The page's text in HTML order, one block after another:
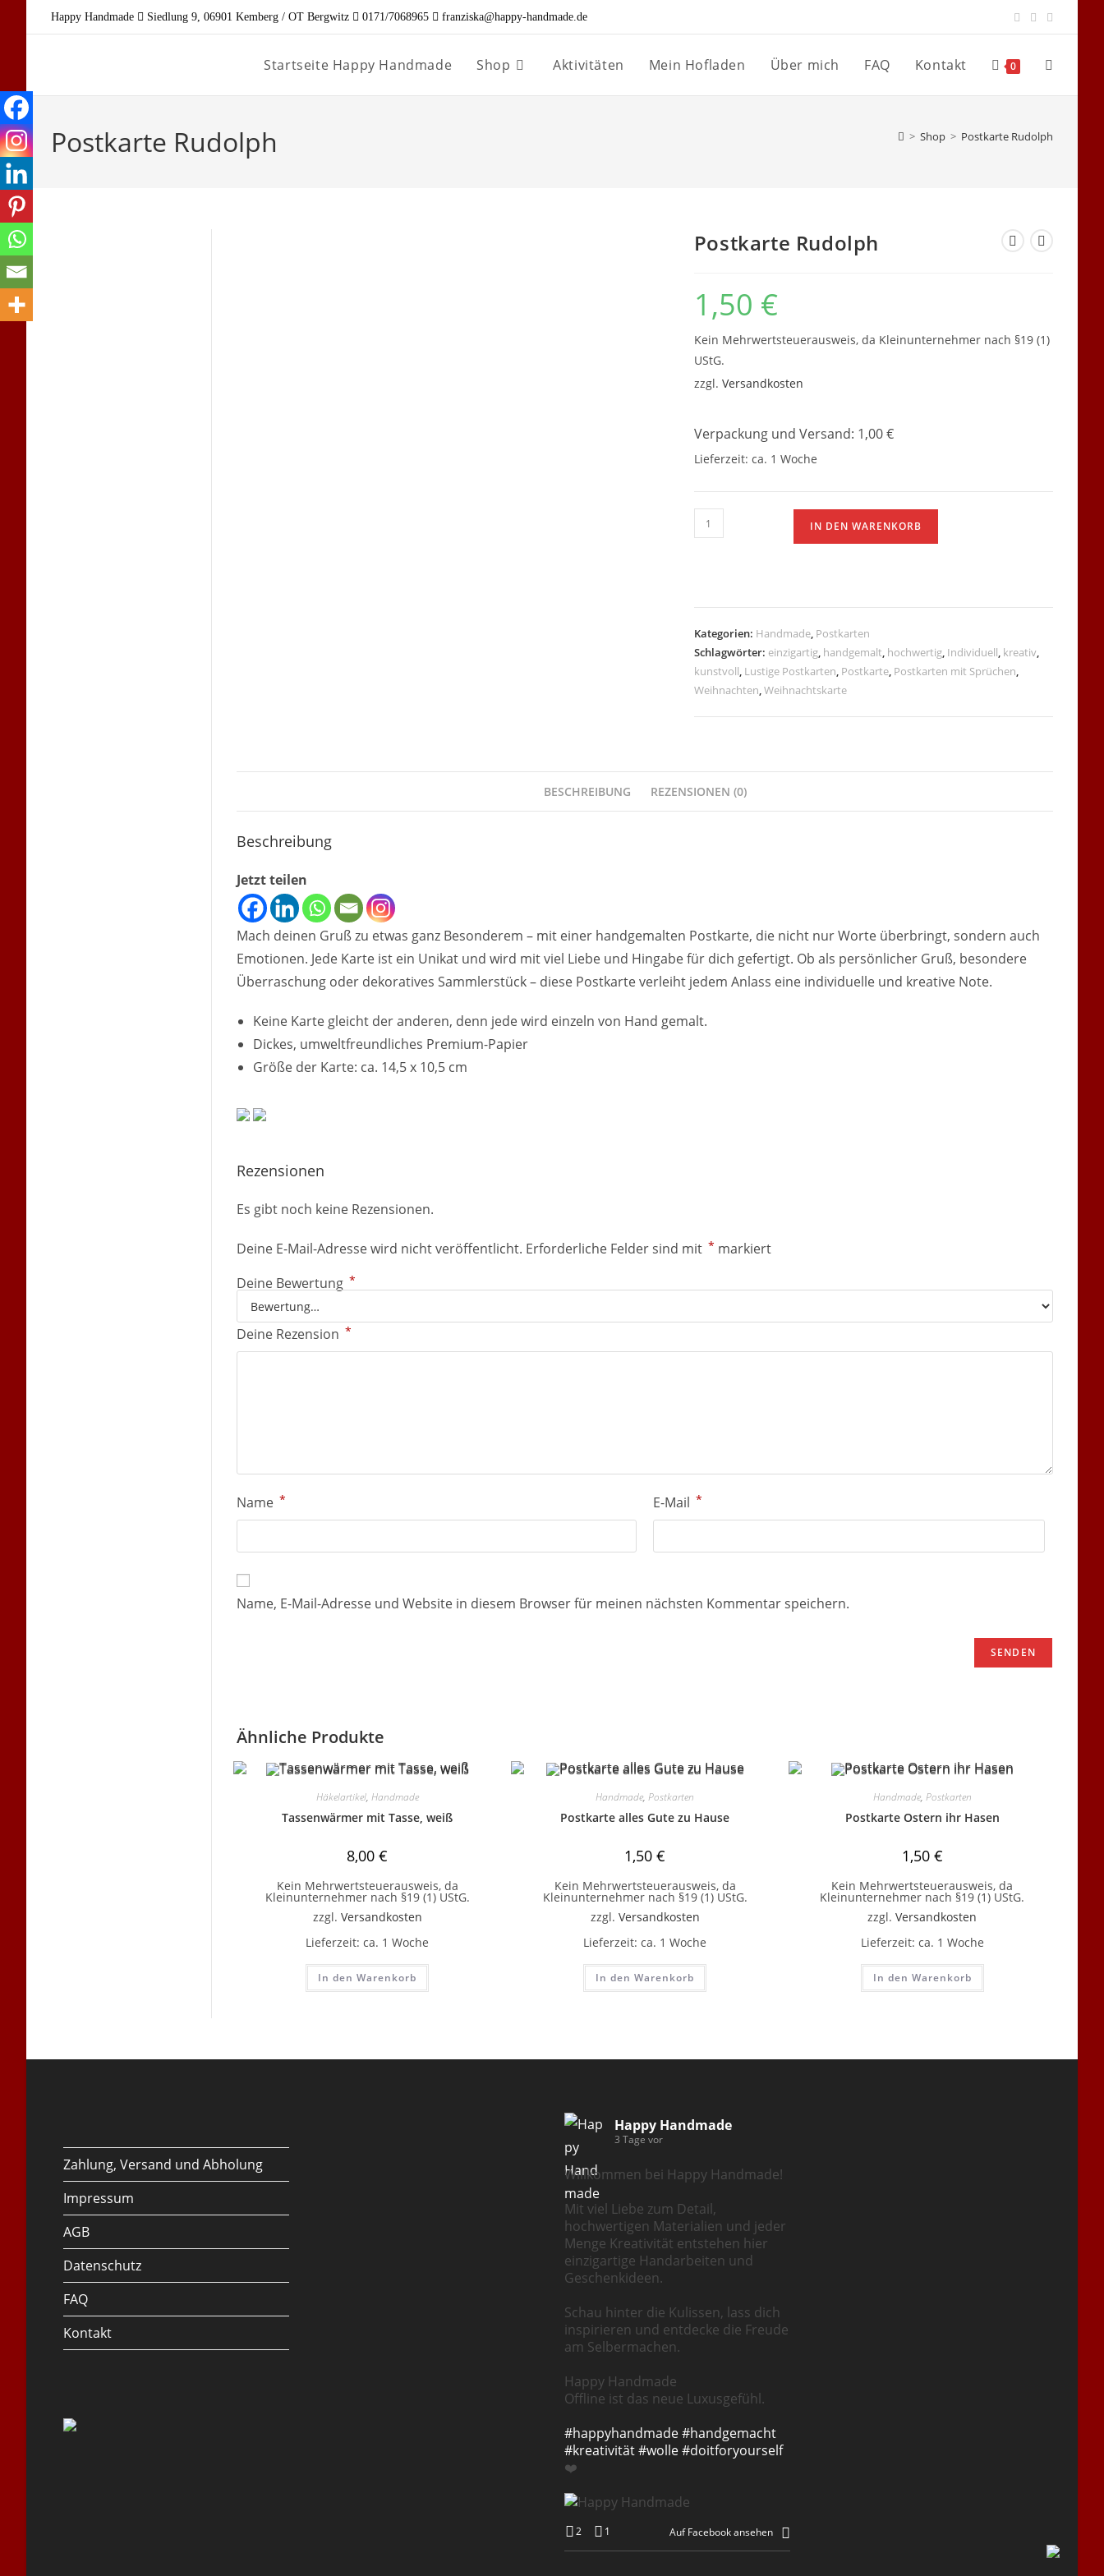
Inhalt
Happy Handmade Siedlung 9, 06901 Kemberg / OT Bergwitz 0171/7068965 franziska@happy-handmade.de
Startseite Happy Handmade Shop Aktivitäten Mein Hofladen Über mich FAQ Kontakt 0 Website-
Postkarte Rudolph > Shop > Postkarte Rudolph
Postkarte Rudolph
1,50 €
Kein Mehrwertsteuerausweis, da Kleinunternehmer nach §19 (1)
UStG.
zzgl. Versandkosten
Verpackung und Versand: 1,00 €
Lieferzeit: ca. 1 Woche
Postkarte
Rudolph
IN DEN WARENKORB
Kategorien: Handmade, Postkarten
Schlagwörter: einzigartig, handgemalt, hochwertig, Individuell, kreativ,
kunstvoll, Lustige Postkarten, Postkarte, Postkarten mit Sprüchen,
Weihnachten,Weihnachtskarte
BESCHREIBUNG REZENSIONEN (0)
Beschreibung
Jetzt teilen
Mach deinen Gruß zu etwas ganz Besonderem – mit einer handgemalten Postkarte, die nicht nur Worte überbringt, sondern auch
Emotionen. Jede Karte ist ein Unikat und wird mit viel Liebe und Hingabe für dich gefertigt. Ob als persönlicher Gruß, besondere
Überraschung oder dekoratives Sammlerstück – diese Postkarte verleiht jedem Anlass eine individuelle und kreative Note.
Keine Karte gleicht der anderen, denn jede wird einzeln von Hand gemalt.
Dickes, umweltfreundliches Premium-Papier
Größe der Karte: ca. 14,5 x 10,5 cm
Rezensionen
Es gibt noch keine Rezensionen.
Deine E-Mail-Adresse wird nicht veröffentlicht. Erforderliche Felder sind mit * markiert
Deine Bewertung *
Deine Rezension *
Name * E-Mail *
Name, E-Mail-Adresse und Website in diesem Browser für meinen nächsten Kommentar speichern.
Ähnliche Produkte
Häkelartikel, Handmade
Tassenwärmer mit Tasse, weiß
8,00€
Kein Mehrwertsteuerausweis, da
Kleinunternehmer nach §19 (1) UStG.
zzgl. Versandkosten
Lieferzeit:ca. 1 Woche
In den Warenkorb
Handmade,Postkarten
Postkarte alles Gute zu Hause
1,50€
Kein Mehrwertsteuerausweis, da
Kleinunternehmer nach §19 (1) UStG.
zzgl. Versandkosten
Lieferzeit:ca. 1 Woche
In den Warenkorb
Handmade, Postkarten
Postkarte Ostern ihr Hasen
1,50 €
Kein Mehrwertsteuerausweis, da
Kleinunternehmer nach §19 (1) UStG.
zzgl.Versandkosten
Lieferzeit: ca. 1 Woche
In den Warenkorb
Zahlung, Versand und Abholung
Impressum
AGB
Datenschutz
FAQ
Kontakt
Happy Handmade
3 Tage vor
Willkommen bei Happy Handmade!
Mit viel Liebe zum Detail,
hochwertigen Materialien und jeder
Menge Kreativität entstehen hier
einzigartige Handarbeiten und
Geschenkideen.
Schau hinter die Kulissen, lass dich
inspirieren und entdecke die Freude
am Selbermachen.
Happy Handmade
Offline ist das neue Luxusgefühl.
#happyhandmade#handgemacht
#kreativität#wolle#doitforyourself
❤️
2 1 Auf Facebook ansehen